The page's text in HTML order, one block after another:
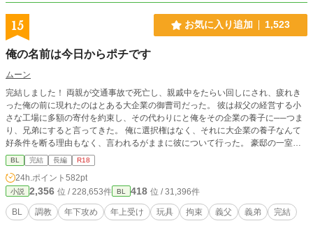
15 お気に入り追加 1,523
俺の名前は今日からポチです
ムーン
完結しました！ 両親が交通事故で死亡し、親戚中をたらい回しにされ、疲れき
った俺の前に現れたのはとある大企業の御曹司だった。 彼は叔父の経営する小
さな工場に多額の寄付を約束し、その代わりにと俺をその企業の養子に──つま
り、兄弟にすると言ってきた。 俺に選択権はなく、それに大企業の養子なんて
好条件を断る理由もなく、言われるがままに彼について行った。 豪邸の一室に
飼われるとも知らずに。 養子だなんて、義兄弟だなんて、そんなうまい話があ
る訳ない。 俺は今日から彼のペット、赤い首輪と彼の手首を繋ぐ紐がその証。
両親がくれた名前ではもう二度と呼ばれない、俺の名前は今日からポチ。 俺は
今日から、人間でなくなる。 ──── ────── R18要素は四話あたりからじわ
じわと。 ポチがじっくり開発される様子をお楽しみください。 プロローグの割
に内容はほのぼのとしています。
BL 完結 長編 R18
24h.ポイント 582pt
小説 2,356 位 / 228,653件 BL 418 位 / 31,396件
BL 調教 年下攻め 年上受け 玩具 拘束 義父 義弟 完結